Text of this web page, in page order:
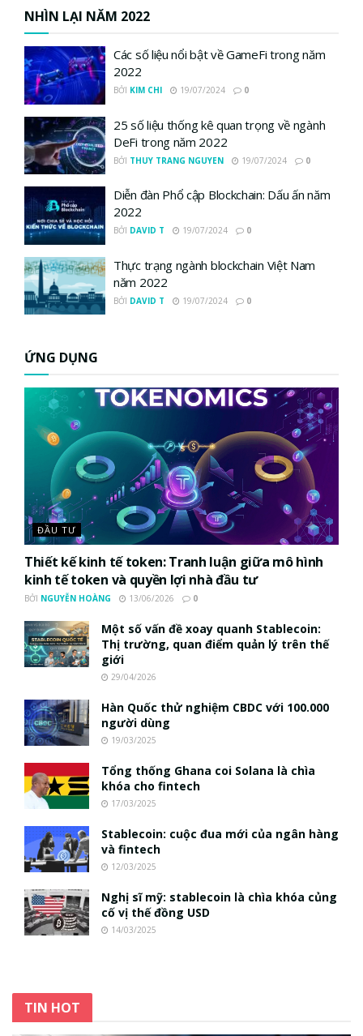
NHÌN LẠI NĂM 2022
Các số liệu nổi bật về GameFi trong năm
2022
BỞI KIM CHI 19/07/2024 0
25 số liệu thống kê quan trọng về ngành
DeFi trong năm 2022
BỞI THUY TRANG NGUYEN 19/07/2024 0
Diễn đàn Phổ cập Blockchain: Dấu ấn năm
2022
BỞI DAVID T 19/07/2024 0
Thực trạng ngành blockchain Việt Nam
năm 2022
BỞI DAVID T 19/07/2024 0
ỨNG DỤNG
ĐẦU TƯ
Thiết kế kinh tế token: Tranh luận giữa mô hình
kinh tế token và quyền lợi nhà đầu tư
BỞI NGUYỄN HOÀNG 13/06/2026 0
Một số vấn đề xoay quanh Stablecoin:
Thị trường, quan điểm quản lý trên thế
giới
29/04/2026
Hàn Quốc thử nghiệm CBDC với 100.000
người dùng
19/03/2025
Tổng thống Ghana coi Solana là chìa
khóa cho fintech
17/03/2025
Stablecoin: cuộc đua mới của ngân hàng
và fintech
12/03/2025
Nghị sĩ mỹ: stablecoin là chìa khóa củng
cố vị thế đồng USD
14/03/2025
TIN HOT